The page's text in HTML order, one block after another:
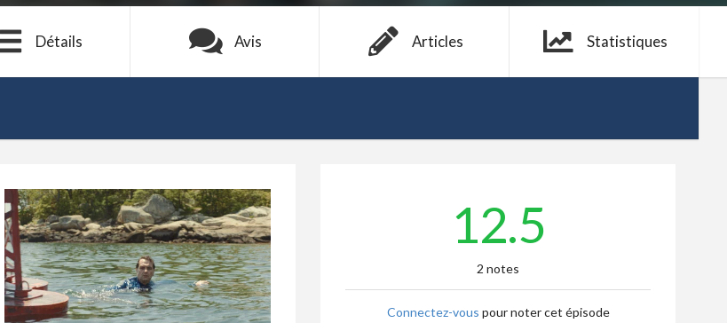
Détails Avis Articles Statistiques
12.5
2 notes
Connectez-vous pour noter cet épisode